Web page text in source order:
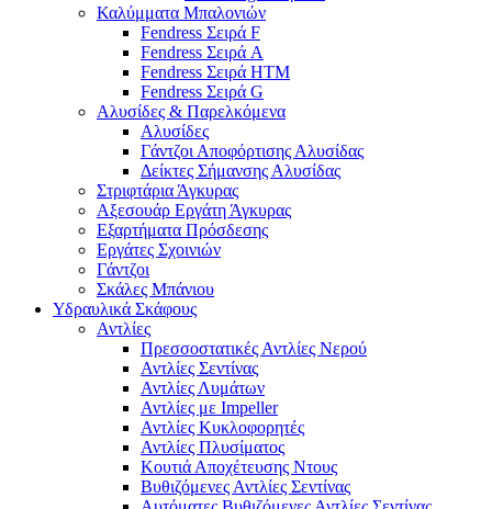
Καλύμματα Μπαλονιών
Fendress Σειρά F
Fendress Σειρά A
Fendress Σειρά HTM
Fendress Σειρά G
Αλυσίδες & Παρελκόμενα
Αλυσίδες
Γάντζοι Αποφόρτισης Αλυσίδας
Δείκτες Σήμανσης Αλυσίδας
Στριφτάρια Άγκυρας
Αξεσουάρ Εργάτη Άγκυρας
Εξαρτήματα Πρόσδεσης
Εργάτες Σχοινιών
Γάντζοι
Σκάλες Μπάνιου
Υδραυλικά Σκάφους
Αντλίες
Πρεσσοστατικές Αντλίες Νερού
Αντλίες Σεντίνας
Αντλίες Λυμάτων
Αντλίες με Impeller
Αντλίες Κυκλοφορητές
Αντλίες Πλυσίματος
Κουτιά Αποχέτευσης Ντους
Βυθιζόμενες Αντλίες Σεντίνας